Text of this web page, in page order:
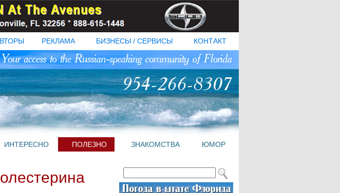
РЕКЛАМА БИЗНЕСЫ / СЕРВИСЫ КОНТАКТ
ИНТЕРЕСНО ПОЛЕЗНО ЗНАКОМСТВА ЮМОР